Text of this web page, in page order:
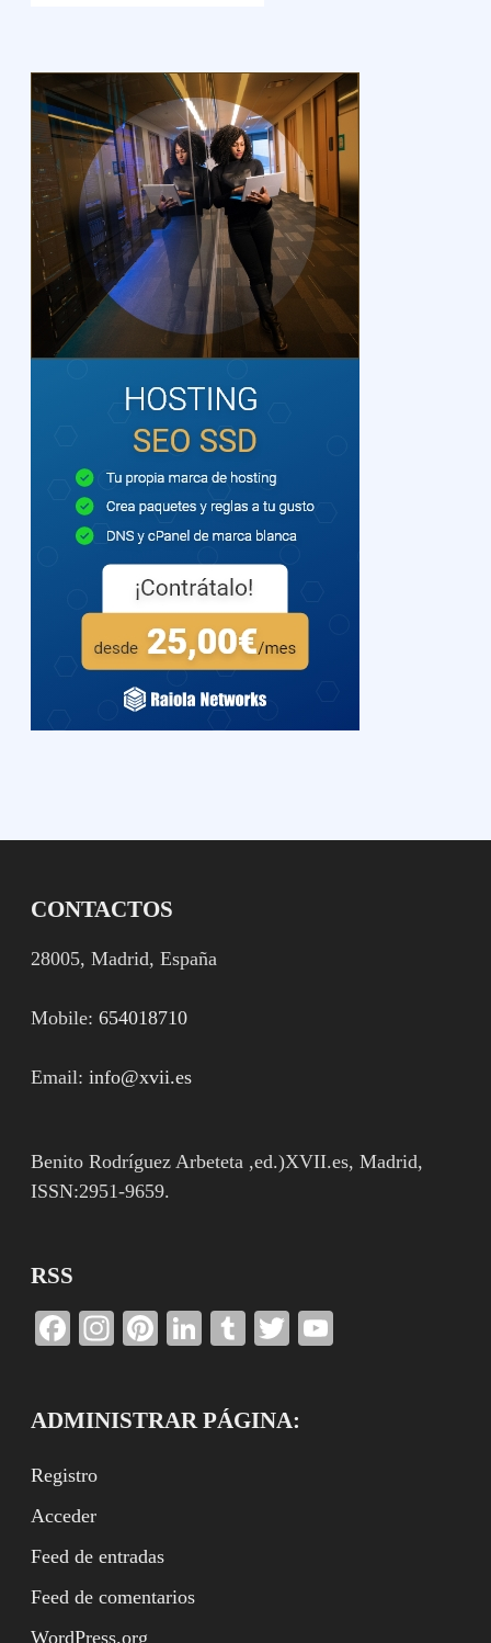
CONTACTOS
28005, Madrid, España
Mobile:654018710
Email:info@xvii.es
Benito Rodríguez Arbeteta ,ed.)XVII.es, Madrid,
ISSN:2951-9659.
RSS
Facebook
Instagram
Pinterest
LinkedIn
TumblrTwitter
ADMINISTRAR PÁGINA:
Registro
Acceder
Feed de entradas
Feed de comentarios
WordPress.org